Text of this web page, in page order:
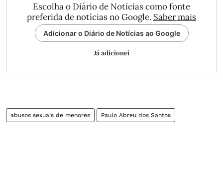
Escolha o Diário de Notícias como fonte
preferida de notícias no Google. Saber mais
Adicionar o Diário de Notícias ao Google
Já adicionei
abusos sexuais de menores Paulo Abreu dos Santos